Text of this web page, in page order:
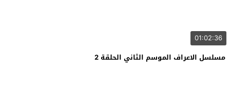
01:02:36
مسلسل الاعراف الموسم الثاني الحلقة 2